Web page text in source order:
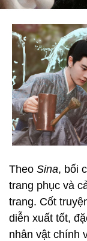
Theo Sina, bối
trang phục và
trang. Cốt
diễn xuất tốt,
nhân vật chính